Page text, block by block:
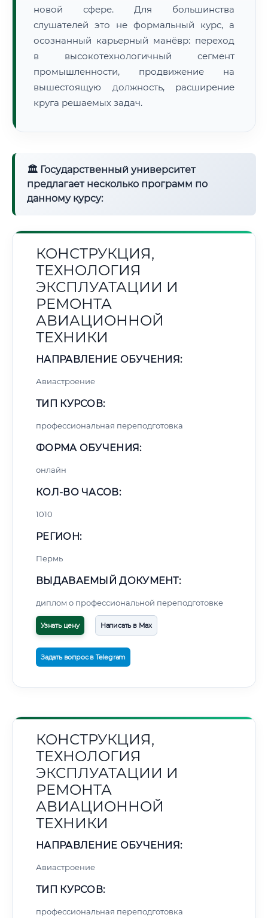
новой сфере. Для большинства
слушателей это не формальный курс, а
осознанный карьерный манёвр: переход
в высокотехнологичный сегмент
промышленности, продвижение на
вышестоящую должность, расширение
круга решаемых задач.
🏛 Государственный университет
предлагает несколько программ по
данному курсу:
КОНСТРУКЦИЯ,
ТЕХНОЛОГИЯ
ЭКСПЛУАТАЦИИ И
РЕМОНТА
АВИАЦИОННОЙ
ТЕХНИКИ
НАПРАВЛЕНИЕ ОБУЧЕНИЯ:
Авиастроение
ТИП КУРСОВ:
профессиональная переподготовка
ФОРМА ОБУЧЕНИЯ:
онлайн
КОЛ-ВО ЧАСОВ:
1010
РЕГИОН:
Пермь
ВЫДАВАЕМЫЙ ДОКУМЕНТ:
диплом о профессиональной переподготовке
Узнать цену Написать в Max
Задать вопрос в Telegram
КОНСТРУКЦИЯ,
ТЕХНОЛОГИЯ
ЭКСПЛУАТАЦИИ И
РЕМОНТА
АВИАЦИОННОЙ
ТЕХНИКИ
НАПРАВЛЕНИЕ ОБУЧЕНИЯ:
Авиастроение
ТИП КУРСОВ:
профессиональная переподготовка